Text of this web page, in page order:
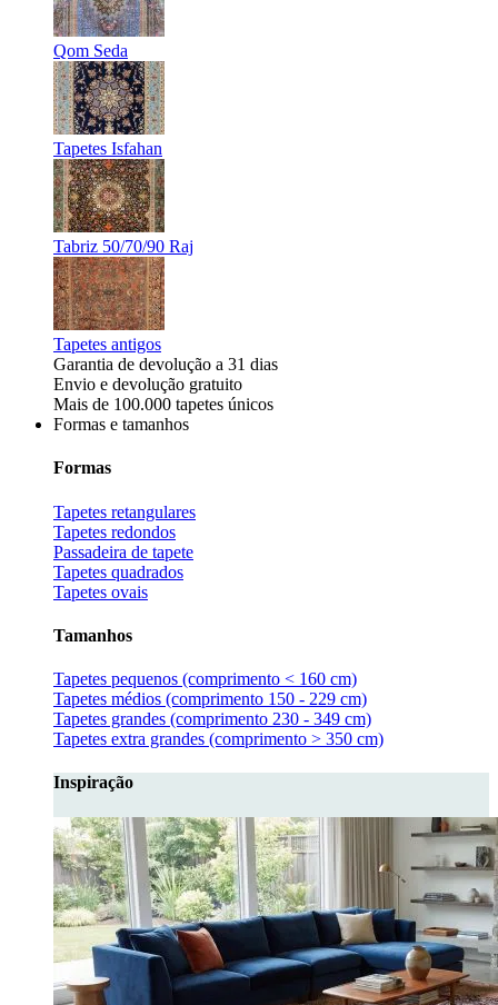
Qom Seda
Tapetes Isfahan
Tabriz 50/70/90 Raj
Tapetes antigos
Garantia de devolução a 31 dias
Envio e devolução gratuito
Mais de 100.000 tapetes únicos
Formas e tamanhos
Formas
Tapetes retangulares
Tapetes redondos
Passadeira de tapete
Tapetes quadrados
Tapetes ovais
Tamanhos
Tapetes pequenos (comprimento < 160 cm)
Tapetes médios (comprimento 150 - 229 cm)
Tapetes grandes (comprimento 230 - 349 cm)
Tapetes extra grandes (comprimento > 350 cm)
Inspiração